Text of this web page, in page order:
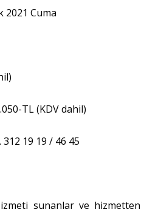
2021 Cuma
TL (KDV dahil)
312 19 19 / 46 45
sunanlar ve hizmetten